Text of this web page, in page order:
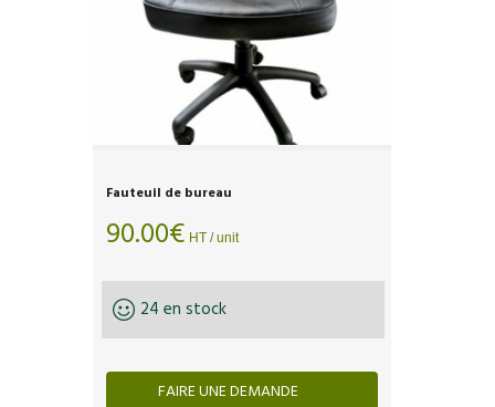
Fauteuil de bureau
90.00€ HT / unit
24 en stock
FAIRE UNE DEMANDE